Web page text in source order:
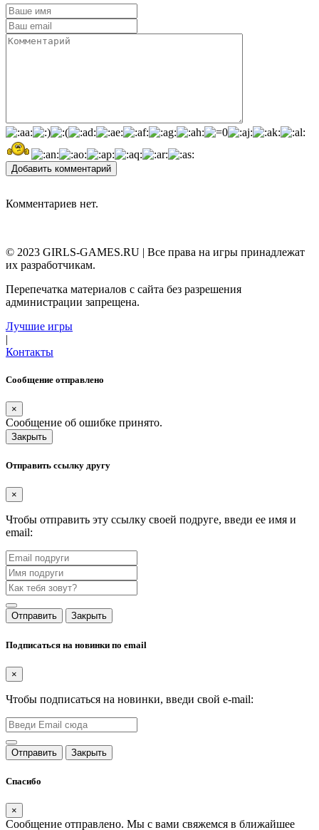
Добавить комментарий
Комментариев нет.
© 2023 GIRLS-GAMES.RU | Все права на игры принадлежат
их разработчикам.
Перепечатка материалов с сайта без разрешения
администрации запрещена.
Лучшие игры
|
Контакты
Сообщение отправлено
×
Сообщение об ошибке принято.
Закрыть
Отправить ссылку другу
×
Чтобы отправить эту ссылку своей подруге, введи ее имя и
email:
Отправить Закрыть
Подписаться на новинки по email
×
Чтобы подписаться на новинки, введи свой e-mail:
Отправить Закрыть
Спасибо
×
Сообщение отправлено. Мы с вами свяжемся в ближайшее